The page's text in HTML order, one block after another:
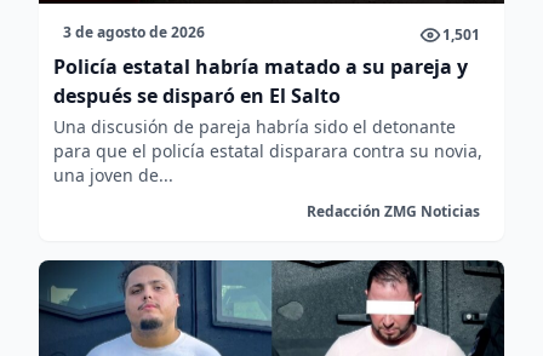
3 de agosto de 2026 1,501
Policía estatal habría matado a su pareja y
después se disparó en El Salto
Una discusión de pareja habría sido el detonante
para que el policía estatal disparara contra su novia,
una joven de...
Redacción ZMG Noticias